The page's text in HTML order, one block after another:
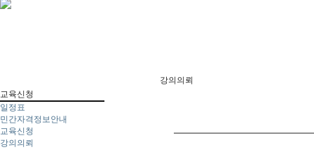
교육신청
일정표
민간자격정보안내
교육신청
강의의뢰
강의의뢰